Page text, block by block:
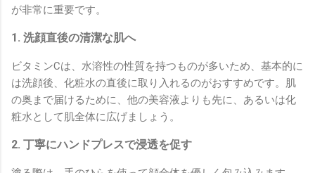
が非常に重要です。
1. 洗顔直後の清潔な肌へ
ビタミンCは、水溶性の性質を持つものが多いため、基本的に
は洗顔後、化粧水の直後に取り入れるのがおすすめです。肌
の奥まで届けるために、他の美容液よりも先に、あるいは化
粧水として肌全体に広げましょう。
2. 丁寧にハンドプレスで浸透を促す